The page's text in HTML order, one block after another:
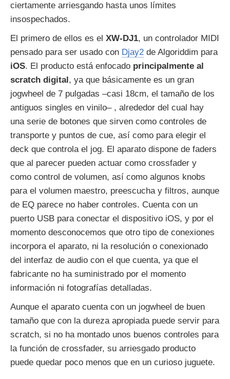
ciertamente arriesgando hasta unos límites
insospechados.
El primero de ellos es el XW-DJ1, un controlador MIDI
pensado para ser usado con Djay2 de Algoriddim para
iOS. El producto está enfocado principalmente al
scratch digital, ya que básicamente es un gran
jogwheel de 7 pulgadas –casi 18cm, el tamaño de los
antiguos singles en vinilo– , alrededor del cual hay
una serie de botones que sirven como controles de
transporte y puntos de cue, así como para elegir el
deck que controla el jog. El aparato dispone de faders
que al parecer pueden actuar como crossfader y
como control de volumen, así como algunos knobs
para el volumen maestro, preescucha y filtros, aunque
de EQ parece no haber controles. Cuenta con un
puerto USB para conectar el dispositivo iOS, y por el
momento desconocemos que otro tipo de conexiones
incorpora el aparato, ni la resolución o conexionado
del interfaz de audio con el que cuenta, ya que el
fabricante no ha suministrado por el momento
información ni fotografías detalladas.
Aunque el aparato cuenta con un jogwheel de buen
tamaño que con la dureza apropiada puede servir para
scratch, si no ha montado unos buenos controles para
la función de crossfader, su arriesgado producto
puede quedar poco menos que en un curioso juguete.